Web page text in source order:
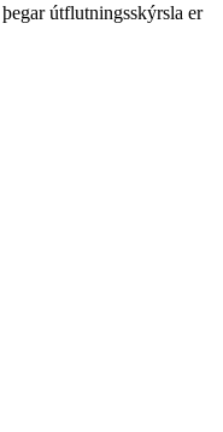
útflutningsskýrsla er